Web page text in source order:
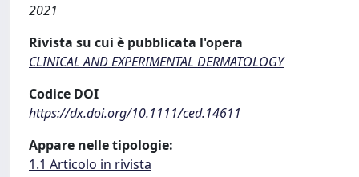
2021
Rivista su cui è pubblicata l'opera
CLINICAL AND EXPERIMENTAL DERMATOLOGY
Codice DOI
https://dx.doi.org/10.1111/ced.14611
Appare nelle tipologie:
1.1 Articolo in rivista